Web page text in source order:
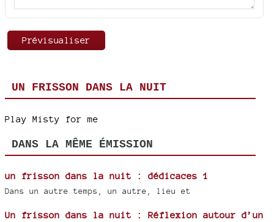
UN FRISSON DANS LA NUIT
Play Misty for me
DANS LA MÊME ÉMISSION
un frisson dans la nuit : dédicaces 1
Dans un autre temps, un autre, lieu et
Un frisson dans la nuit : Réflexion autour d’un